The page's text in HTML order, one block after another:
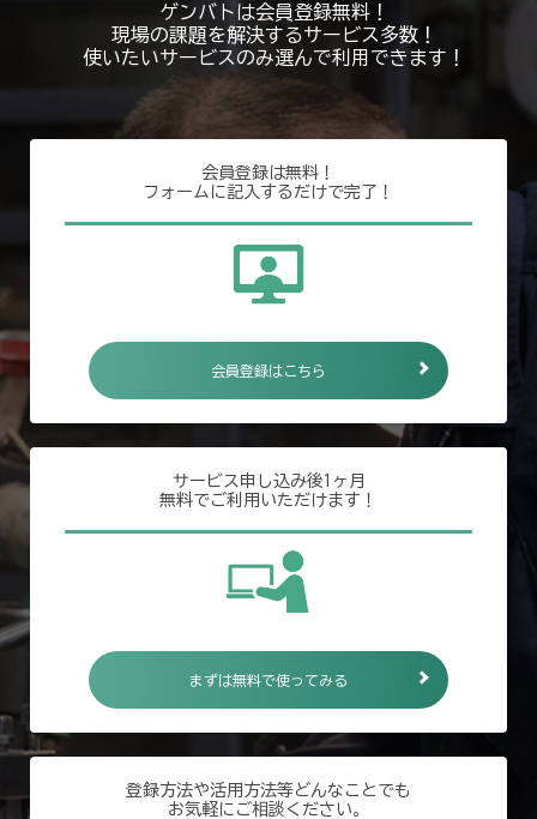
ゲンバトは会員登録無料！
現場の課題を解決するサービス多数！
使いたいサービスのみ選んで利用できます！
会員登録は無料！
フォームに記入するだけで完了！
会員登録はこちら
サービス申し込み後1ヶ月
無料でご利用いただけます！
まずは無料で使ってみる
登録方法や活用方法等どんなことでも
お気軽にご相談ください。